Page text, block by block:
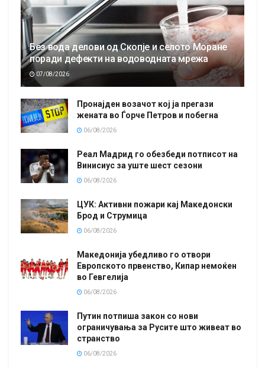
Без вода делови од Скопје и селото Моране
поради дефекти на водоводната мрежа
07/08/2026
Пронајден возачот кој ја прегази
жената во Ѓорче Петров и побегна
06/08/2026
Реал Мадрид го обезбеди потписот на
Винисиус за уште шест сезони
06/08/2026
ЦУК: Активни пожари кај Македонски
Брод и Струмица
06/08/2026
Македонија убедливо го отвори
Европското првенство, Кипар немоќен
во Гевгелија
06/08/2026
Путин потпиша закон со нови
ограничувања за Русите што живеат во
странство
06/08/2026